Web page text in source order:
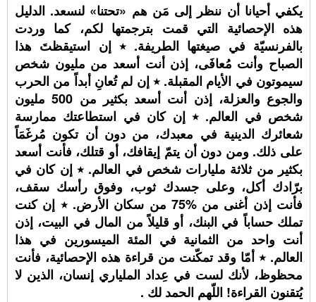
يكفي أحيانا أن ننظر إلى مَن هم «تحتنا» لنسعد. الدليل
هذه الإحصائية التي قمت بترجمتها لكم، كما وردت
بالفرنسيّة في صيغتها الطريفة. ٭ إن استيقظتَ هذا
الصباح وأنت مُعافَى، إذن أنت أسعد من مليون شخص
سيموتون في الأيام المقبلة. ٭ إن لم تُعانِ أبداً من الحرب
والجوع والعزلة، إذن أنت أسعد بكثير من 500 مليون
شخص في العالم. ٭ إن كان في استطاعتك ممارسة
شعائرك الدينية في معبدك، من دون أن تكون مُرغَمَاً
على ذلك. ومن دون أن يتمّ إيقافك، أو قتلك، فأنت أسعد
بكثير من ثلاثة مليارات شخص في العالم. ٭ إن كان في
برّادك أكل، وعلى جسدك ثوب، وفوق رأسك سقف،
فأنت إذن أغنى من %75 من سكان الأرض. ٭ إن كنت
تملك حساباً في البنك، أو قليلاً من المال في البيت، إذن
أنت واحد من الثمانية في المئة الميسورين في هذا
العالم. ٭ أمّا وقد تمكّنت من قراءة هذه الإحصائية، فأنت
محظوظ، لأنك لست في عِداد الملياري إنسان، الذين لا
يُتقنون القراءة! اللّهم الحمد لك .